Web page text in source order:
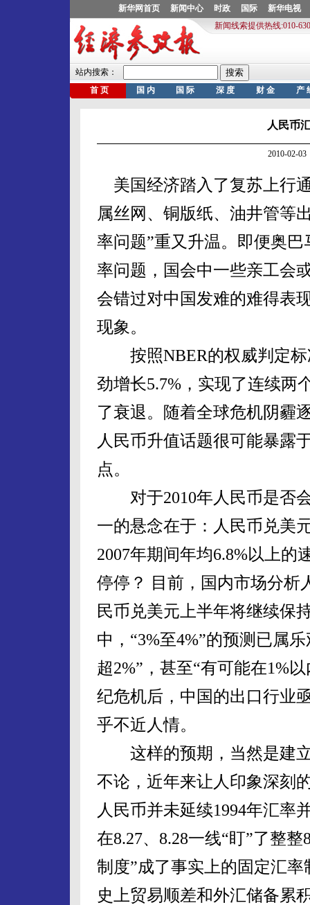
人民币
2010-02-
美国经济踏入了复苏上行
属丝网、铜版纸、油井管等
率问题”重又升温。即便奥
率问题，国会中一些亲工会
会错过对中国发难的难得表
现象。
按照NBER的权威判定标
劲增长5.7%，实现了连续两
了衰退。随着全球危机阴霾
人民币升值话题很可能暴露
点。
对于2010年人民币是否会
一的悬念在于：人民币兑美
2007年期间年均6.8%以上的
停停？ 目前，国内市场分析
民币兑美元上半年将继续保
中，“3%至4%”的预测已属
超2%”，甚至“有可能在1%
纪危机后，中国的出口行业
乎不近人情。
这样的预期，当然是建立
不论，近年来让人印象深刻
人民币并未延续1994年汇率
在8.27、8.28一线“盯”了整
制度”成了事实上的固定汇
史上贸易顺差和外汇储备累